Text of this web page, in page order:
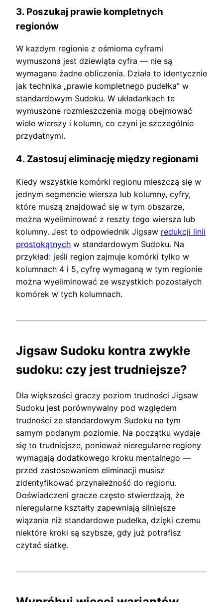
3. Poszukaj prawie kompletnych
regionów
W każdym regionie z ośmioma cyframi
wymuszona jest dziewiąta cyfra — nie są
wymagane żadne obliczenia. Działa to identycznie
jak technika „prawie kompletnego pudełka” w
standardowym Sudoku. W układankach te
wymuszone rozmieszczenia mogą obejmować
wiele wierszy i kolumn, co czyni je szczególnie
przydatnymi.
4. Zastosuj eliminację między regionami
Kiedy wszystkie komórki regionu mieszczą się w
jednym segmencie wiersza lub kolumny, cyfry,
które muszą znajdować się w tym obszarze,
można wyeliminować z reszty tego wiersza lub
kolumny. Jest to odpowiednik Jigsaw redukcji linii
prostokątnych w standardowym Sudoku. Na
przykład: jeśli region zajmuje komórki tylko w
kolumnach 4 i 5, cyfrę wymaganą w tym regionie
można wyeliminować ze wszystkich pozostałych
komórek w tych kolumnach.
Jigsaw Sudoku kontra zwykłe
sudoku: czy jest trudniejsze?
Dla większości graczy poziom trudności Jigsaw
Sudoku jest porównywalny pod względem
trudności ze standardowym Sudoku na tym
samym podanym poziomie. Na początku wydaje
się to trudniejsze, ponieważ nieregularne regiony
wymagają dodatkowego kroku mentalnego —
przed zastosowaniem eliminacji musisz
zidentyfikować przynależność do regionu.
Doświadczeni gracze często stwierdzają, że
nieregularne kształty zapewniają silniejsze
wiązania niż standardowe pudełka, dzięki czemu
niektóre kroki są szybsze, gdy już potrafisz
czytać siatkę.